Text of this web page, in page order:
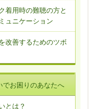
着用時の難聴の方と
ュニケーション
改善するためのツボ
でお困りのあなたへ
とは？